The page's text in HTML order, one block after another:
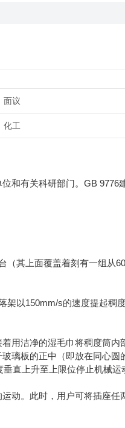
面议
化工
和有关科研部门。 GB 9776
（其上面覆盖着刻有一组从60
架以150mm/s的速度提起稠
用洁净的湿毛巾将稠度筒内
璃板的正中（即放在同心圆
垂直上升至上限位停止机械运
动。此时，用户可将插座任